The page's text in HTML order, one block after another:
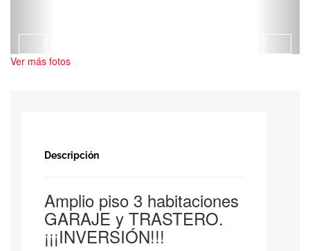
Ver más fotos
Descripción
Amplio piso 3 habitaciones
GARAJE y TRASTERO.
¡¡¡INVERSIÓN!!!